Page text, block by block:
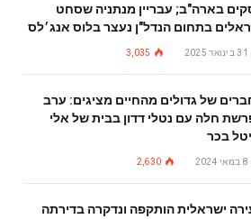
בארה"ב; עבריין מנתניה שסחט
בתחום הנדל"ן נעצר בלוס אנג׳לס
31 בינואר 2025 3,035
של גדולים מהחיים מציגים: ערב
חלה עם נטלי דדון בבית של אלי
בכר
8 במאי 2024 2,630
ישראלית הותקפה ונדקרה בדירתה